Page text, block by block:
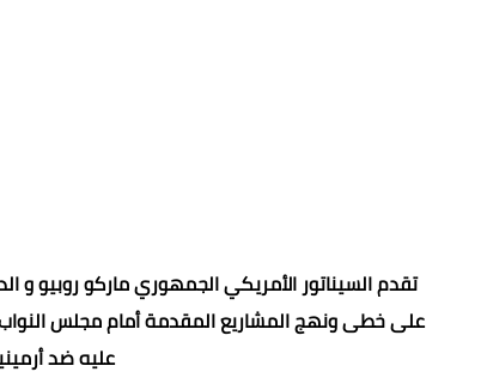
تقدم السيناتور الأمريكي الجمهوري ماركو روبيو
على خطى ونهج المشاريع المقدمة أمام مجلس
عليه ضد